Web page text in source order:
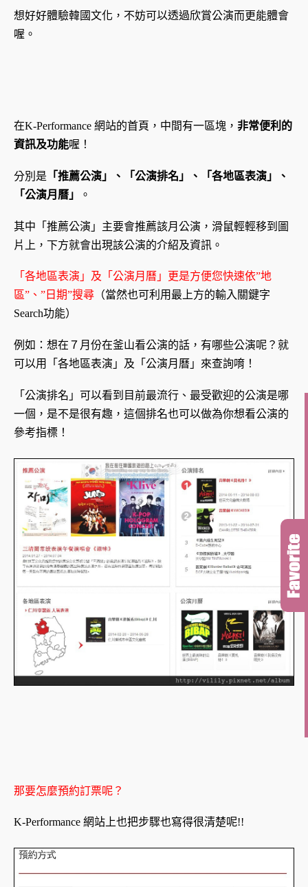
想好好體驗韓國文化，不妨可以透過欣賞公演而更能體會
喔。
在K-Performance 網站的首頁，中間有一區塊， 非常便利的
資訊及功能喔！
分別是 「推薦公演」、「公演排名」、「各地區表演」、
「公演月曆」
。
其中「推薦公演」主要會推薦該月公演，滑鼠輕輕移到圖
片上，下方就會出現該公演的介紹及資訊。
「各地區表演」及「公演月曆」更是方便您快速依”地
區”、”日期”搜尋 （當然也可利用最上方的輸入關鍵字
Search功能）
例如：想在７月份在釜山看公演的話，有哪些公演呢？就
可以用
「各地區表演」及「公演月曆」來查詢唷！
「公演排名」可以看到目前最流行、最受歡迎的公演是哪
一個，是不是很有趣，這個排名也可以做為你想看公演的
參考指標！
那要怎麼預約訂票呢？
K-Performance 網站上也把步驟也寫得很清楚呢!!